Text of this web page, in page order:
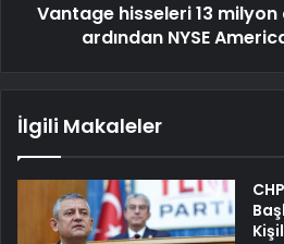
Vantage hisseleri 13 milyon
ardından NYSE
İlgili Makaleler